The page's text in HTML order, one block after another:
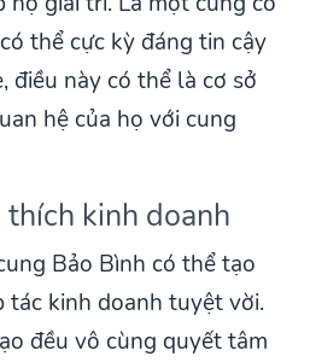
thể cực kỳ đáng tin cậy
điều này có thể là cơ sở
hệ của họ với cung
kinh doanh
Bảo Bình có thể tạo
tác kinh doanh tuyệt vời.
đều vô cùng quyết tâm